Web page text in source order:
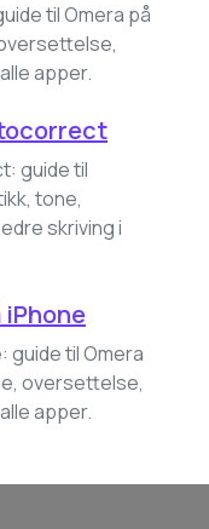
til Omera på
apper.
guide til
tone,
skriving i
guide til Omera
oversettelse,
apper.